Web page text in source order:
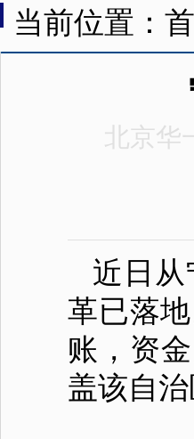
当前位置：
北京华
近日
革已落
账，资
盖该自